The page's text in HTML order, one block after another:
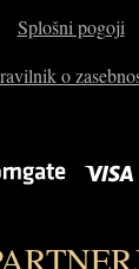
Splošni pogoji
o